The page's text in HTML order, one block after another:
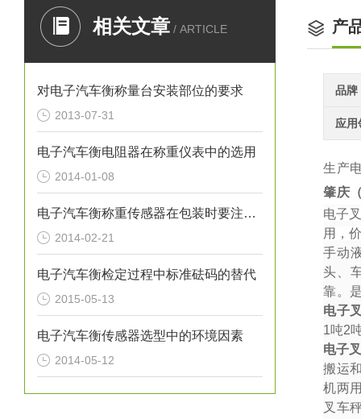
相关文章 / ARTICLE
对电子汽车衡称量台安装部位的要求
2013-07-31
电子汽车衡电阻器在称重仪表中的选用
2014-01-08
电子汽车衡称重传感器在包装时要注意什么问题
2014-02-21
电子汽车衡检定过程中标准砝码的替代
2015-05-13
电子汽车衡传感器选型中的环境因素
2014-05-12
产
品牌
应用
生产
肇庆
电子
用，
手动
头、
靠。
电子
1吨2
电子
搬运
机两
叉车